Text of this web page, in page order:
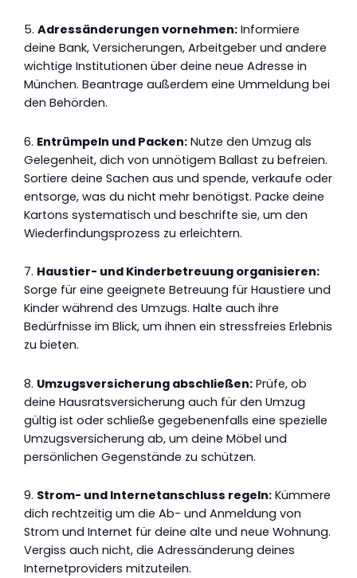
5. Adressänderungen vornehmen: Informiere
deine Bank, Versicherungen, Arbeitgeber und andere
wichtige Institutionen über deine neue Adresse in
München. Beantrage außerdem eine Ummeldung bei
den Behörden.
6. Entrümpeln und Packen: Nutze den Umzug als
Gelegenheit, dich von unnötigem Ballast zu befreien.
Sortiere deine Sachen aus und spende, verkaufe oder
entsorge, was du nicht mehr benötigst. Packe deine
Kartons systematisch und beschrifte sie, um den
Wiederfindungsprozess zu erleichtern.
7. Haustier- und Kinderbetreuung organisieren:
Sorge für eine geeignete Betreuung für Haustiere und
Kinder während des Umzugs. Halte auch ihre
Bedürfnisse im Blick, um ihnen ein stressfreies Erlebnis
zu bieten.
8. Umzugsversicherung abschließen: Prüfe, ob
deine Hausratsversicherung auch für den Umzug
gültig ist oder schließe gegebenenfalls eine spezielle
Umzugsversicherung ab, um deine Möbel und
persönlichen Gegenstände zu schützen.
9. Strom- und Internetanschluss regeln: Kümmere
dich rechtzeitig um die Ab- und Anmeldung von
Strom und Internet für deine alte und neue Wohnung.
Vergiss auch nicht, die Adressänderung deines
Internetproviders mitzuteilen.